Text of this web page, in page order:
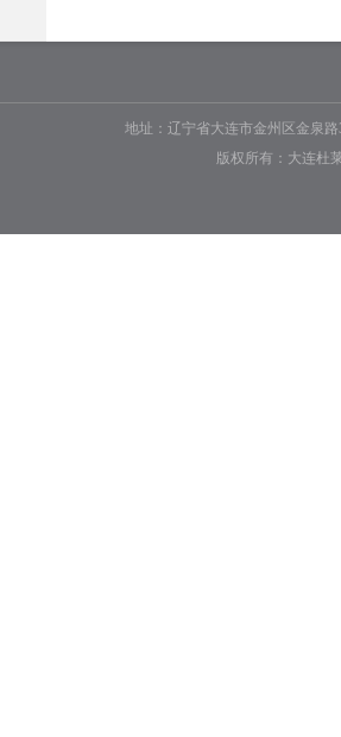
地址：辽宁省大连市金州区金泉路
版权所有：大连杜